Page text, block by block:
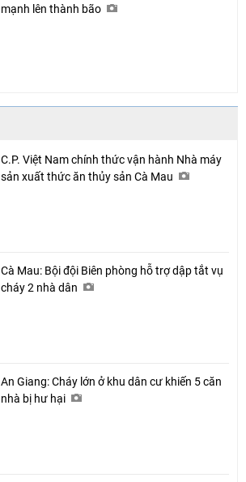
mạnh lên thành bão
C.P. Việt Nam chính thức vận hành Nhà máy
sản xuất thức ăn thủy sản Cà Mau
Cà Mau: Bội đội Biên phòng hỗ trợ dập tắt vụ
cháy 2 nhà dân
An Giang: Cháy lớn ở khu dân cư khiến 5 căn
nhà bị hư hại